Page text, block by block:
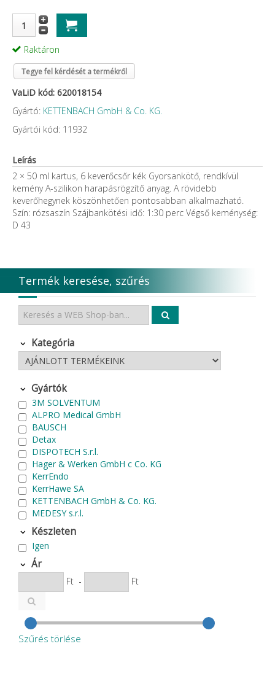
Raktáron
Tegye fel kérdését a termékről
VaLiD kód: 620018154
Gyártó: KETTENBACH GmbH & Co. KG.
Gyártói kód: 11932
Leírás
2 × 50 ml kartus, 6 keverőcsőr kék Gyorsankötő, rendkívül
kemény A-szilikon harapásrögzítő anyag. A rövidebb
keverőhegynek köszönhetően pontosabban alkalmazható.
Szín: rózsaszín Szájbankötési idő: 1:30 perc Végső keménység:
D 43
Termék keresése, szűrés
Kategória
Gyártók
3M SOLVENTUM
ALPRO Medical GmbH
BAUSCH
Detax
DISPOTECH S.r.l.
Hager & Werken GmbH c Co. KG
KerrEndo
KerrHawe SA
KETTENBACH GmbH & Co. KG.
MEDESY s.r.l.
MEDICOM Helthcare B.V.
NSK
P.P.H CERKAMED
Pentron SpofaDental a.s.
PHILIPS
Roeko
SURE DENT CORPORATION
VOCO
Készleten
Igen
Ár
Ft - Ft
Szűrés törlése